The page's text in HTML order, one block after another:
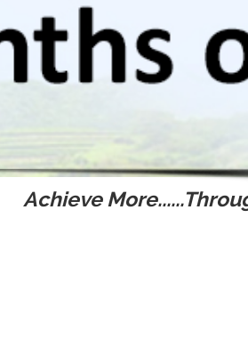
Achieve